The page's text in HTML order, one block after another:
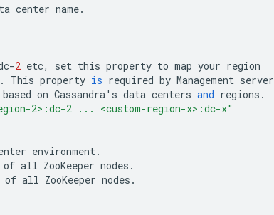
center name.
-2 etc, set this property to map your region
. This property is required by Management server
based on Cassandra' s data centers and regions .
2>:dc-2 ... <custom-region-x>:dc-x"
environment.
of all ZooKeeper nodes .
of all ZooKeeper nodes .